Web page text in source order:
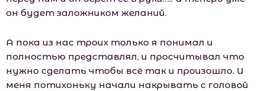
он будет заложником желаний.
А пока из нас троих только я понимал и
полностью представлял, и просчитывал что
нужно сделать чтобы всё так и произошло. И
меня потихоньку начали накрывать с головой